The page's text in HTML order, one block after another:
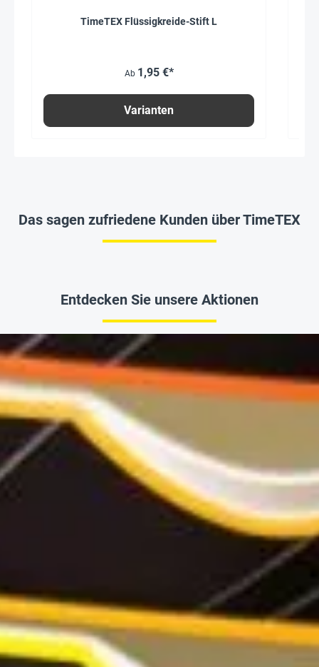
TimeTEX Flüssigkreide-Stift L
Ab 1,95 €*
Varianten
Das sagen zufriedene Kunden über TimeTEX
Entdecken Sie unsere Aktionen